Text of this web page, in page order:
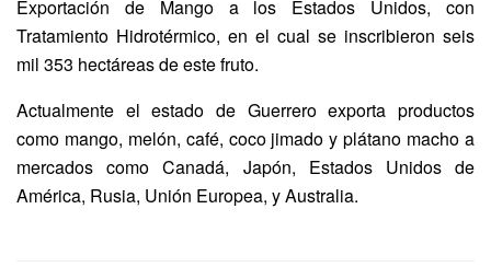
Exportación de Mango a los Estados Unidos, con
Tratamiento Hidrotérmico, en el cual se inscribieron seis
mil 353 hectáreas de este fruto.
Actualmente el estado de Guerrero exporta productos
como mango, melón, café, coco jimado y plátano macho a
mercados como Canadá, Japón, Estados Unidos de
América, Rusia, Unión Europea, y Australia.